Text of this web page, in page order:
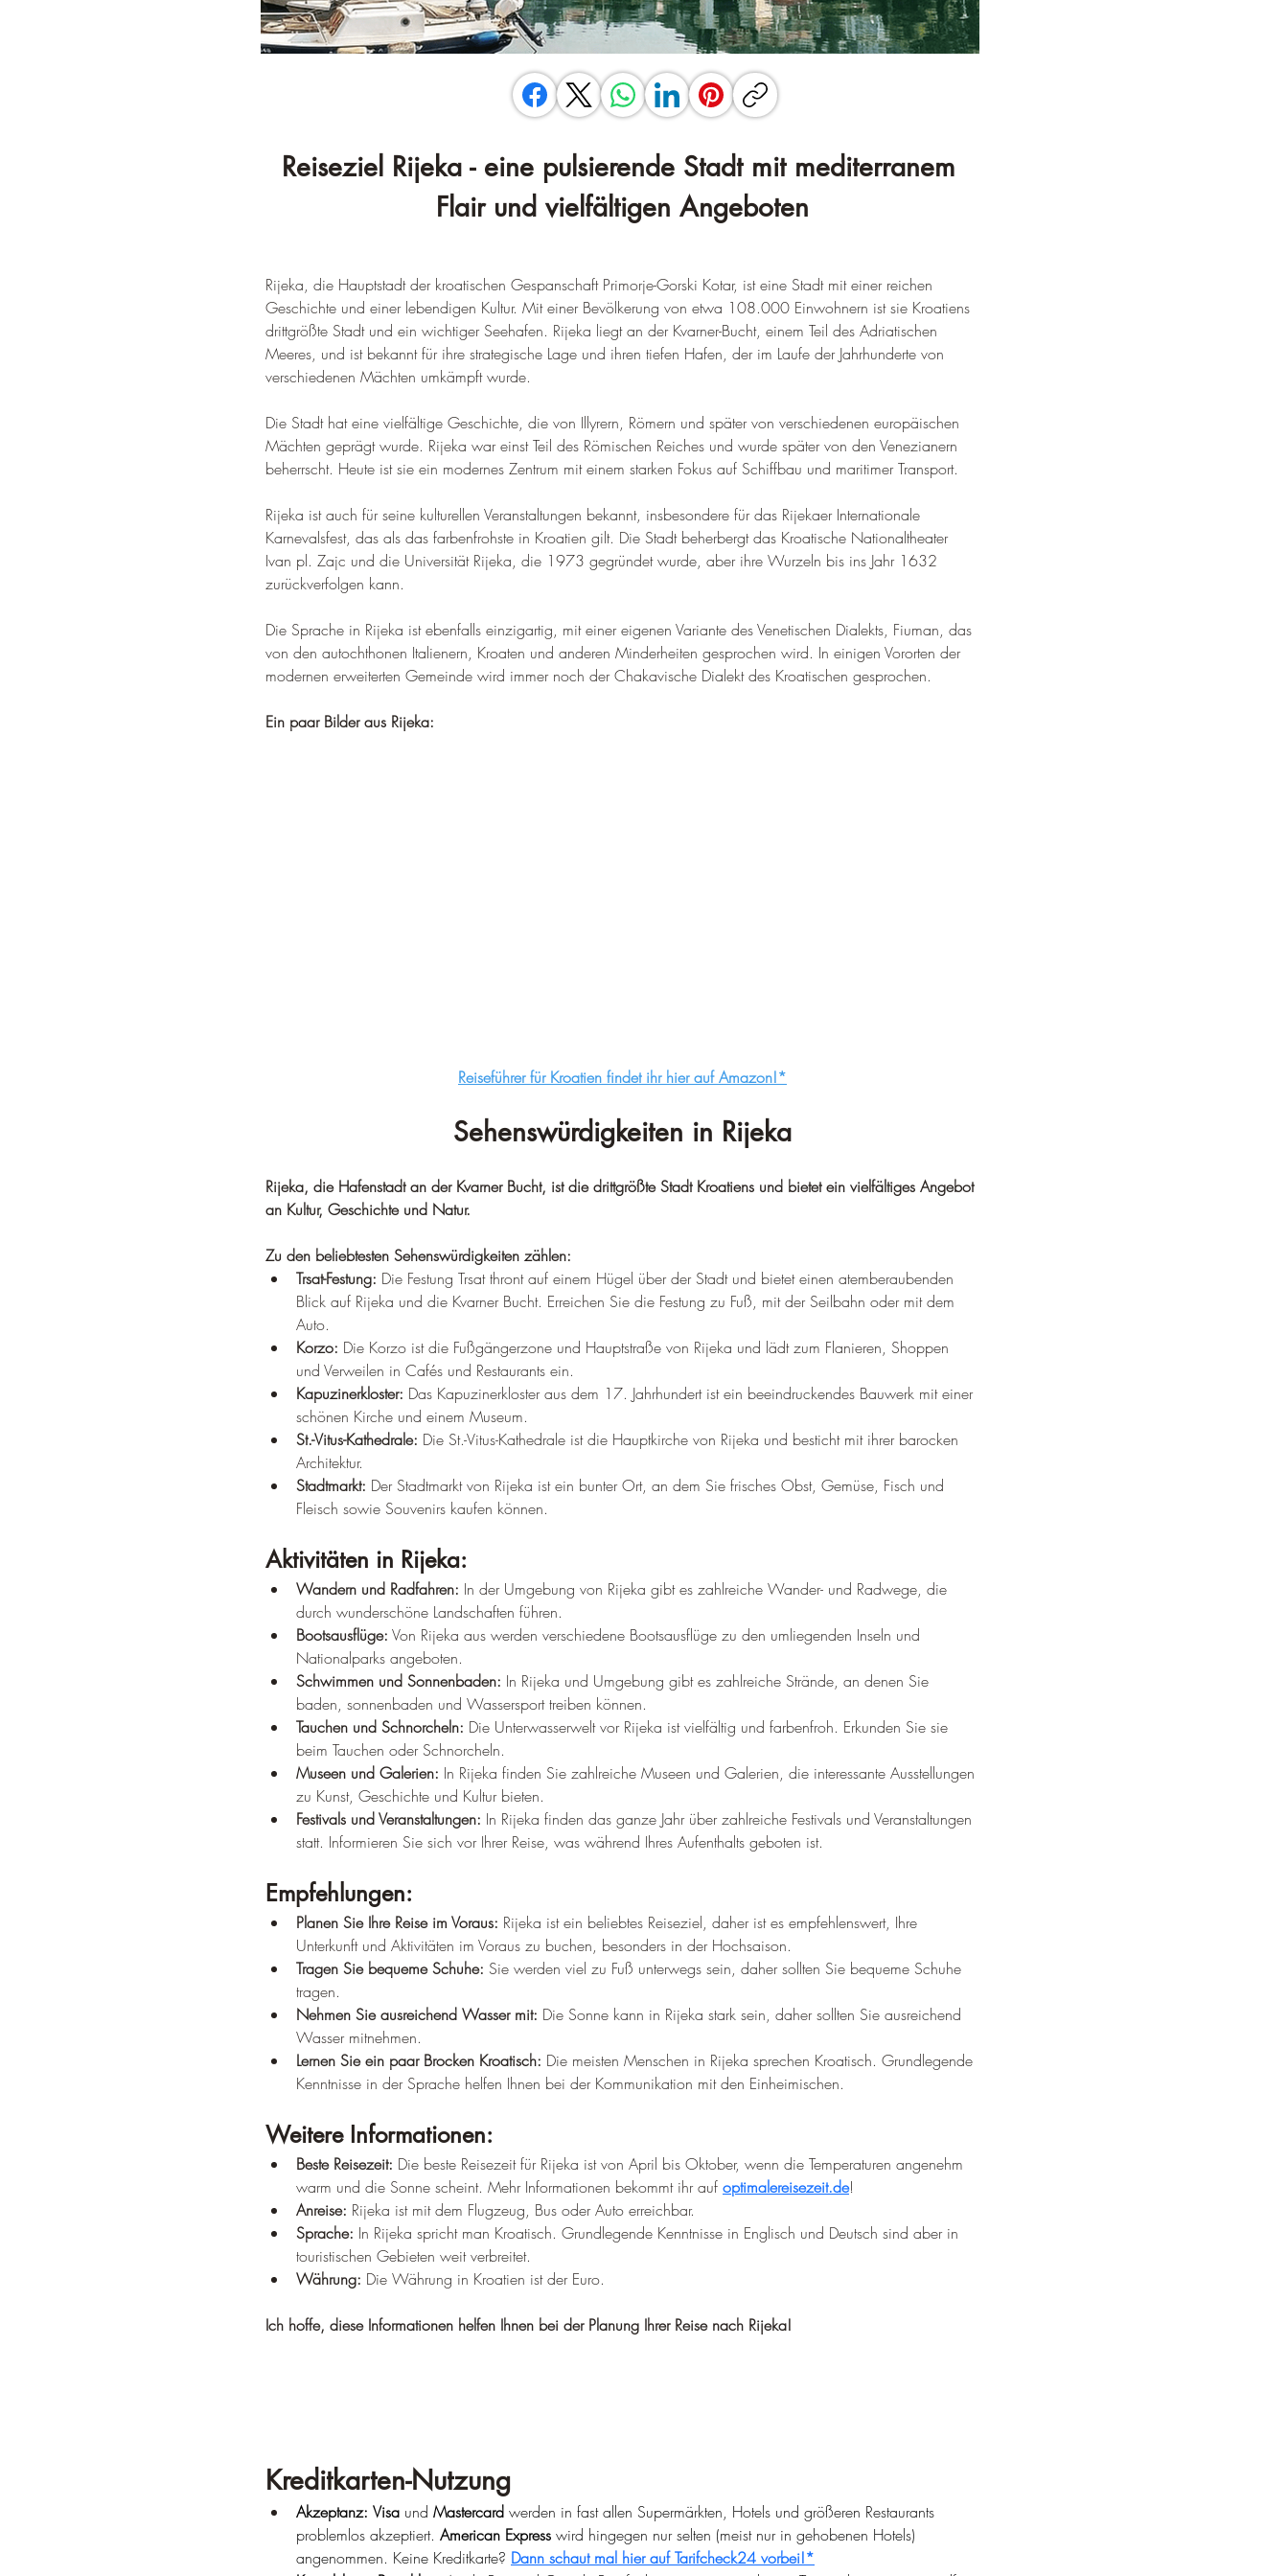
–¡
Reiseziel Rijeka - eine pulsierende Stadt mit mediterranem
Flair und vielfältigen Angeboten
Rijeka, die Hauptstadt der kroatischen Gespanschaft Primorje-Gorski Kotar, ist eine Stadt mit einer reichen
Geschichte und einer lebendigen Kultur. Mit einer Bevölkerung von etwa 108.000 Einwohnern ist sie Kroatiens
drittgrößte Stadt und ein wichtiger Seehafen. Rijeka liegt an der Kvarner-Bucht, einem Teil des Adriatischen
Meeres, und ist bekannt für ihre strategische Lage und ihren tiefen Hafen, der im Laufe der Jahrhunderte von
verschiedenen Mächten umkämpft wurde.
Die Stadt hat eine vielfältige Geschichte, die von Illyrern, Römern und später von verschiedenen europäischen
Mächten geprägt wurde. Rijeka war einst Teil des Römischen Reiches und wurde später von den Venezianern
beherrscht. Heute ist sie ein modernes Zentrum mit einem starken Fokus auf Schiffbau und maritimer Transport.
Rijeka ist auch für seine kulturellen Veranstaltungen bekannt, insbesondere für das Rijekaer Internationale
Karnevalsfest, das als das farbenfrohste in Kroatien gilt. Die Stadt beherbergt das Kroatische Nationaltheater
Ivan pl. Zajc und die Universität Rijeka, die 1973 gegründet wurde, aber ihre Wurzeln bis ins Jahr 1632
zurückverfolgen kann.
Die Sprache in Rijeka ist ebenfalls einzigartig, mit einer eigenen Variante des Venetischen Dialekts, Fiuman, das
von den autochthonen Italienern, Kroaten und anderen Minderheiten gesprochen wird. In einigen Vororten der
modernen erweiterten Gemeinde wird immer noch der Chakavische Dialekt des Kroatischen gesprochen.
Ein paar Bilder aus Rijeka:
Reiseführer für Kroatien findet ihr hier auf Amazon!*
Sehenswürdigkeiten in Rijeka
Rijeka, die Hafenstadt an der Kvarner Bucht, ist die drittgrößte Stadt Kroatiens und bietet ein vielfältiges Angebot
an Kultur, Geschichte und Natur.
Zu den beliebtesten Sehenswürdigkeiten zählen:
Trsat-Festung: Die Festung Trsat thront auf einem Hügel über der Stadt und bietet einen atemberaubenden
Blick auf Rijeka und die Kvarner Bucht. Erreichen Sie die Festung zu Fuß, mit der Seilbahn oder mit dem
Auto.
Korzo: Die Korzo ist die Fußgängerzone und Hauptstraße von Rijeka und lädt zum Flanieren, Shoppen
und Verweilen in Cafés und Restaurants ein.
Kapuzinerkloster: Das Kapuzinerkloster aus dem 17. Jahrhundert ist ein beeindruckendes Bauwerk mit einer
schönen Kirche und einem Museum.
St.-Vitus-Kathedrale: Die St.-Vitus-Kathedrale ist die Hauptkirche von Rijeka und besticht mit ihrer barocken
Architektur.
Stadtmarkt: Der Stadtmarkt von Rijeka ist ein bunter Ort, an dem Sie frisches Obst, Gemüse, Fisch und
Fleisch sowie Souvenirs kaufen können.
Aktivitäten in Rijeka:
Wandern und Radfahren: In der Umgebung von Rijeka gibt es zahlreiche Wander- und Radwege, die
durch wunderschöne Landschaften führen.
Bootsausflüge: Von Rijeka aus werden verschiedene Bootsausflüge zu den umliegenden Inseln und
Nationalparks angeboten.
Schwimmen und Sonnenbaden: In Rijeka und Umgebung gibt es zahlreiche Strände, an denen Sie
baden, sonnenbaden und Wassersport treiben können.
Tauchen und Schnorcheln: Die Unterwasserwelt vor Rijeka ist vielfältig und farbenfroh. Erkunden Sie sie
beim Tauchen oder Schnorcheln.
Museen und Galerien: In Rijeka finden Sie zahlreiche Museen und Galerien, die interessante Ausstellungen
zu Kunst, Geschichte und Kultur bieten.
Festivals und Veranstaltungen: In Rijeka finden das ganze Jahr über zahlreiche Festivals und Veranstaltungen
statt. Informieren Sie sich vor Ihrer Reise, was während Ihres Aufenthalts geboten ist.
Empfehlungen:
Planen Sie Ihre Reise im Voraus: Rijeka ist ein beliebtes Reiseziel, daher ist es empfehlenswert, Ihre
Unterkunft und Aktivitäten im Voraus zu buchen, besonders in der Hochsaison.
Tragen Sie bequeme Schuhe: Sie werden viel zu Fuß unterwegs sein, daher sollten Sie bequeme Schuhe
tragen.
Nehmen Sie ausreichend Wasser mit: Die Sonne kann in Rijeka stark sein, daher sollten Sie ausreichend
Wasser mitnehmen.
Lernen Sie ein paar Brocken Kroatisch: Die meisten Menschen in Rijeka sprechen Kroatisch. Grundlegende
Kenntnisse in der Sprache helfen Ihnen bei der Kommunikation mit den Einheimischen.
Weitere Informationen:
Beste Reisezeit: Die beste Reisezeit für Rijeka ist von April bis Oktober, wenn die Temperaturen angenehm
warm und die Sonne scheint. Mehr Informationen bekommt ihr auf optimalereisezeit.de!
Anreise: Rijeka ist mit dem Flugzeug, Bus oder Auto erreichbar.
Sprache: In Rijeka spricht man Kroatisch. Grundlegende Kenntnisse in Englisch und Deutsch sind aber in
touristischen Gebieten weit verbreitet.
Währung: Die Währung in Kroatien ist der Euro.
Ich hoffe, diese Informationen helfen Ihnen bei der Planung Ihrer Reise nach Rijeka!
Kreditkarten-Nutzung
Akzeptanz: Visa und Mastercard werden in fast allen Supermärkten, Hotels und größeren Restaurants
problemlos akzeptiert. American Express wird hingegen nur selten (meist nur in gehobenen Hotels)
angenommen. Keine Kreditkarte? Dann schaut mal hier auf Tarifcheck24 vorbei!*